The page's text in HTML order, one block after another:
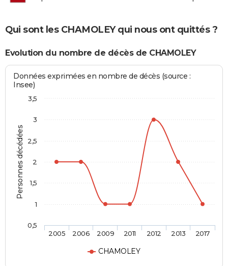
Qui sont les CHAMOLEY qui nous ont quittés ?
Evolution du nombre de décès de CHAMOLEY
Personnes décédées
Données exprimées en nombre de décès (source :
Insee)
CHAMOLEY
2005 2006 2009 2011 2012 2013 2017
0,5
1
1,5
2
2,5
3
3,5